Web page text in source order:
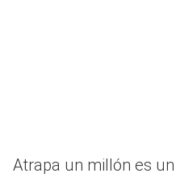
Atrapa un millón es